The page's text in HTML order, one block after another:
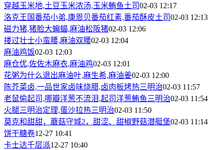
穿越玉米地,土豆玉米浓汤,玉米鲔鱼土司02-03 12:17
洛克王国番茄小弟,康恩贝番茄红素,番茄酥皮土司02-03 12:13
磁力猪,猪脸大蝙蝠,麻油松阪猪02-03 12:06
搂过壮士小蛮腰,麻油双腰02-03 12:04
麻油鸡饭02-03 12:03
麻仓优,佐佐木麻衣,麻油鸡02-03 12:01
花粥为什么退出麻油叶,麻生希,麻油姜02-03 12:00
陈芥菜卤,一品世家卤味烧腊,卤肉板烤热三明治02-03 11:57
老鼠偷起司,哪瓣洋葱不流泪,起司洋葱鲔鱼三明治02-03 11:54
火腿三明治定理,蛋沙拉热三明治02-03 11:50
莫克和甜甜，蘑菇守城2，甜涩、甜椒野菇潜艇堡02-03 11:14
饼干糖卷12-27 10:41
卡士达千层派12-27 10:40